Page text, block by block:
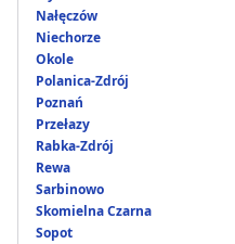
Nałęczów
Niechorze
Okole
Polanica-Zdrój
Poznań
Przełazy
Rabka-Zdrój
Rewa
Sarbinowo
Skomielna Czarna
Sopot